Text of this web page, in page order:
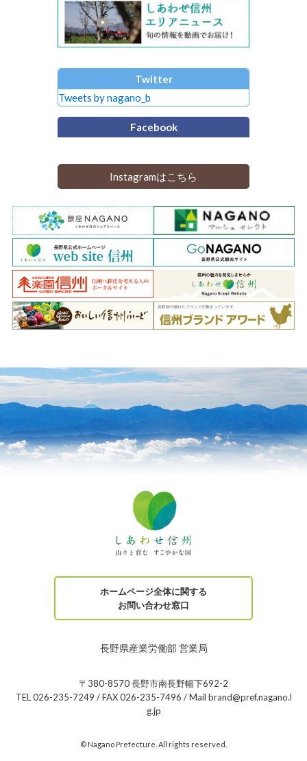
Twitter
Tweets by nagano_b
Facebook
Instagramはこちら
ホームページ全体に関する
お問い合わせ窓口
長野県産業労働部 営業局
〒380-8570 長野市南長野幅下692-2
TEL 026-235-7249 / FAX 026-235-7496 / Mail brand@pref.nagano.l
g.jp
© Nagano Prefecture. All rights reserved.